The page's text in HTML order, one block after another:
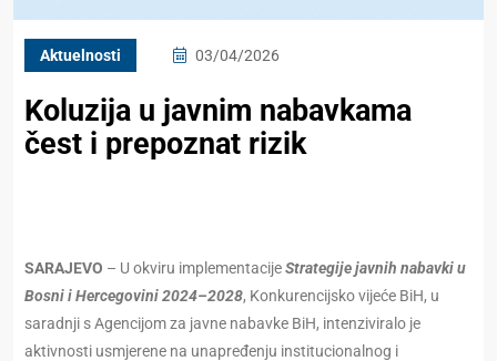
Aktuelnosti 03/04/2026
Koluzija u javnim nabavkama
čest i prepoznat rizik
SARAJEVO – U okviru implementacijeStrategije javnih nabavki u
Bosni i Hercegovini 2024–2028, Konkurencijsko vijeće BiH, u
saradnji s Agencijom za javne nabavke BiH, intenziviralo je
aktivnosti usmjerene na unapređenju institucionalnog i